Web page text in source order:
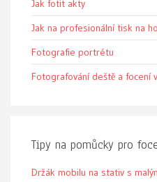
Jak fotit akty
Jak na profesionální tisk na
Fotografie portrétu
Fotografování deště a focení
Tipy na pomůcky pro
Držák mobilu na stativ s